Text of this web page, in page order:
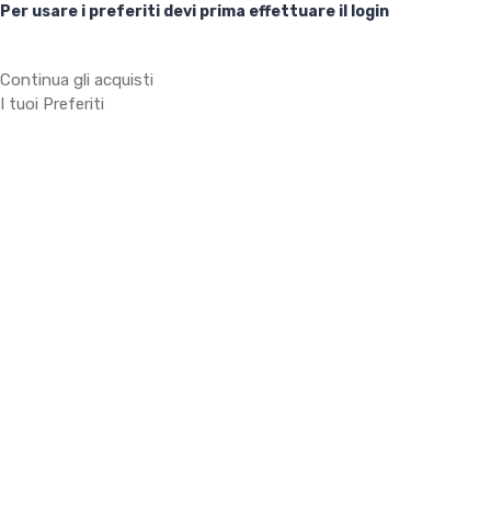
Per usare i preferiti devi prima effettuare il login
Continua gli acquisti
I tuoi Preferiti